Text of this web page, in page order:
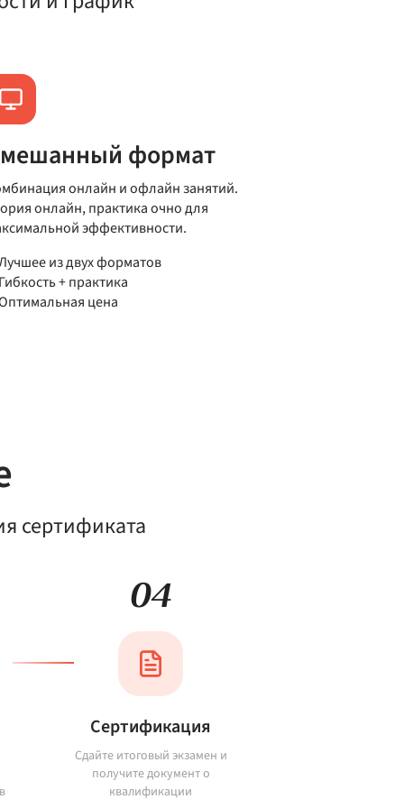
формат
онлайн и офлайн занятий.
онлайн, практика очно для
эффективности.
из двух форматов
+ практика
цена
сертификата
04
Сертификация
Сдайте итоговый экзамен и
получите документ о
квалификации